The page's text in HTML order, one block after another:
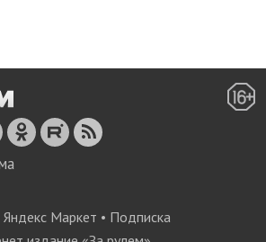
Яндекс Маркет • Подписка